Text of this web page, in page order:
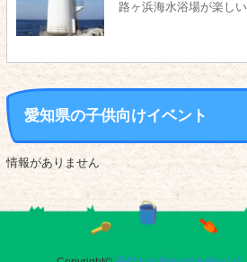
路ヶ浜海水浴場が楽しい
愛知県の子供向けイベント
情報がありません